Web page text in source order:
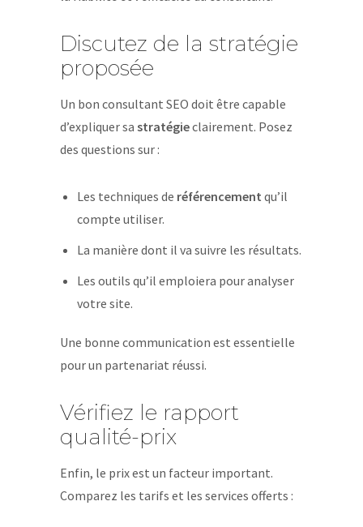
Discutez de la stratégie
proposée
Un bon consultant SEO doit être capable
d’expliquer sa stratégieclairement. Posez
des questions sur :
Les techniques de référencement qu’il
compte utiliser.
La manière dont il va suivre les résultats.
Les outils qu’il emploiera pour analyser
votre site.
Une bonne communication est essentielle
pour un partenariat réussi.
Vérifiez le rapport
qualité-prix
Enfin, le prix est un facteur important.
Comparez les tarifs et les services offerts :